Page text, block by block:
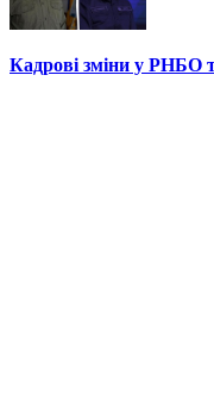
Кадрові зміни у РНБО